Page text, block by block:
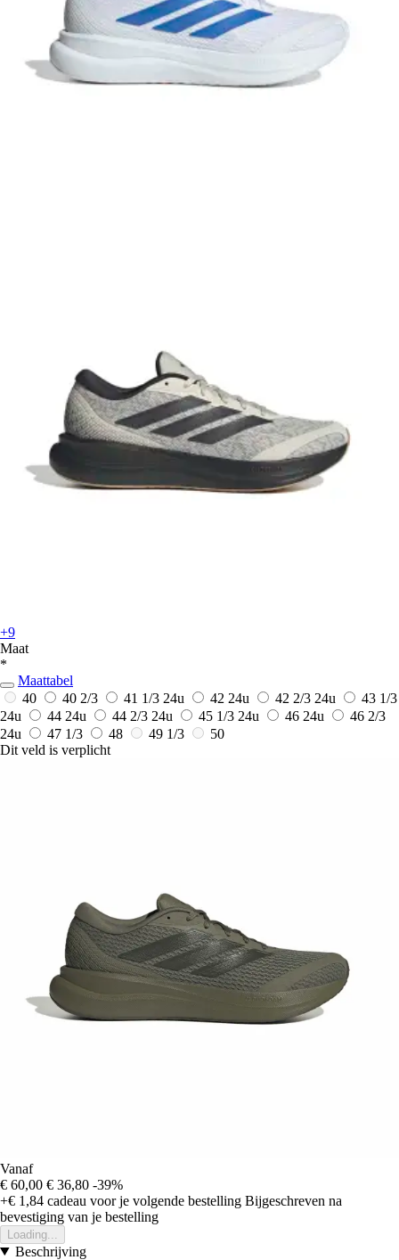
+9
Maat
*
Maattabel
40
40 2/3 41 1/3 24u 42 24u 42 2/3 24u
43 1/3
24u
44 24u 44 2/3 24u 45 1/3 24u 46 24u
46 2/3
24u
47 1/3 48 49 1/3
50
Dit veld is verplicht
Vanaf
€ 60,00 € 36,80 -39%
+€ 1,84 cadeau voor je volgende bestelling Bijgeschreven na
bevestiging van je bestelling
Loading...
Beschrijving